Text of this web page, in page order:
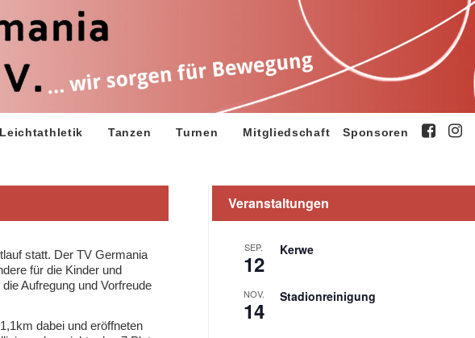
Leichtathletik Tanzen Turnen Mitgliedschaft Sponsoren
statt. Der TV Germania
für die Kinder und
Aufregung und Vorfreude
dabei und eröffneten
Veranstaltungen
SEP.
12
Kerwe
NOV.
14
Stadionreinigung